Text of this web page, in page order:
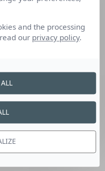
des rencontres
des métiers portera
suivants : Ain, Allier,
Haute-Loire, Puy-de-
les dates de passage
étapes retenues.
2027
and the processing
our privacy policy.